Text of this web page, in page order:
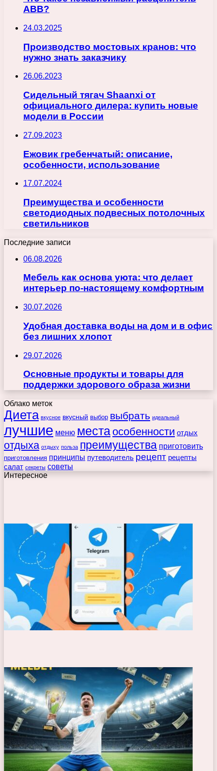
ABB?
24.03.2025
Производство мостовых кранов: что
нужно знать заказчику
26.06.2023
Сидельный тягач Shaanxi от
официального дилера: купить новые
модели в России
27.09.2023
Ежовик гребенчатый: описание,
особенности, использование
17.07.2024
Преимущества и особенности
светодиодных подвесных потолочных
светильников
Последние записи
06.08.2026
Мебель как основа уюта: что делает
интерьер по-настоящему комфортным
30.07.2026
Удобная доставка воды на дом и в офис
без лишних хлопот
29.07.2026
Основные продукты и товары для
поддержки здорового образа жизни
Облако меток
Диета вкусное вкусный выбор выбрать идеальный
лучшие меню места особенности отдых
отдыха отдыху польза преимущества приготовить
приготовления принципы путеводитель рецепт рецепты
салат секреты советы
Интересное